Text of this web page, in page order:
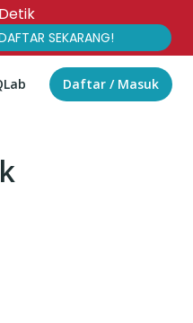
Detik
SEKARANG!
Daftar / Masuk